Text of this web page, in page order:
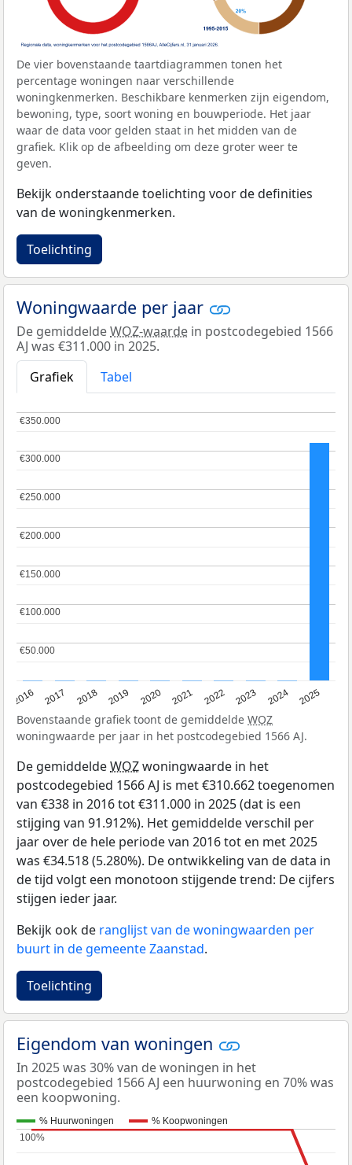
De vier bovenstaande taartdiagrammen tonen het
percentage woningen naar verschillende
woningkenmerken. Beschikbare kenmerken zijn eigendom,
bewoning, type, soort woning en bouwperiode. Het jaar
waar de data voor gelden staat in het midden van de
grafiek. Klik op de afbeelding om deze groter weer te
geven.
Bekijk onderstaande toelichting voor de definities
van de woningkenmerken.
Toelichting
Woningwaarde per jaar
De gemiddeldeWOZ-waarde in postcodegebied 1566
AJ was €311.000 in 2025.
Grafiek
Tabel
2016 2017 2018 2019 2020 2021 2022 2023 2024 2025
€50.000
€50.000
€100.000
€100.000
€150.000
€150.000
€200.000
€200.000
€250.000
€250.000
€300.000
€300.000
€350.000
€350.000
Bovenstaande grafiek toont de gemiddelde WOZ
woningwaarde per jaar in het postcodegebied 1566 AJ.
De gemiddeldeWOZwoningwaarde in het
postcodegebied 1566 AJ is met €310.662 toegenomen
van €338 in 2016 tot €311.000 in 2025 (dat is een
stijging van 91.912%). Het gemiddelde verschil per
jaar over de hele periode van 2016 tot en met 2025
was €34.518 (5.280%). De ontwikkeling van de data in
de tijd volgt een monotoon stijgende trend: De cijfers
stijgen ieder jaar.
Bekijk ook de ranglijst van de woningwaarden per
buurt in de gemeente Zaanstad.
Toelichting
Eigendom van woningen
In 2025 was 30% van de woningen in het
postcodegebied 1566 AJ een huurwoning en 70% was
een koopwoning.
% Huurwoningen
% Koopwoningen
100%
100%